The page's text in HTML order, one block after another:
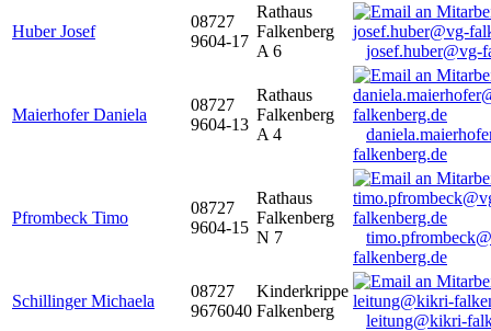
Huber Josef
08727
9604-17
Rathaus
Falkenberg
A 6
josef.huber@vg-
Maierhofer Daniela
08727
9604-13
Rathaus
Falkenberg
A 4
falkenberg.de
Pfrombeck Timo
08727
9604-15
Rathaus
Falkenberg
N 7
falkenberg.de
Schillinger Michaela
08727
9676040
Kinderkrippe
Falkenberg
leitung@kikri-